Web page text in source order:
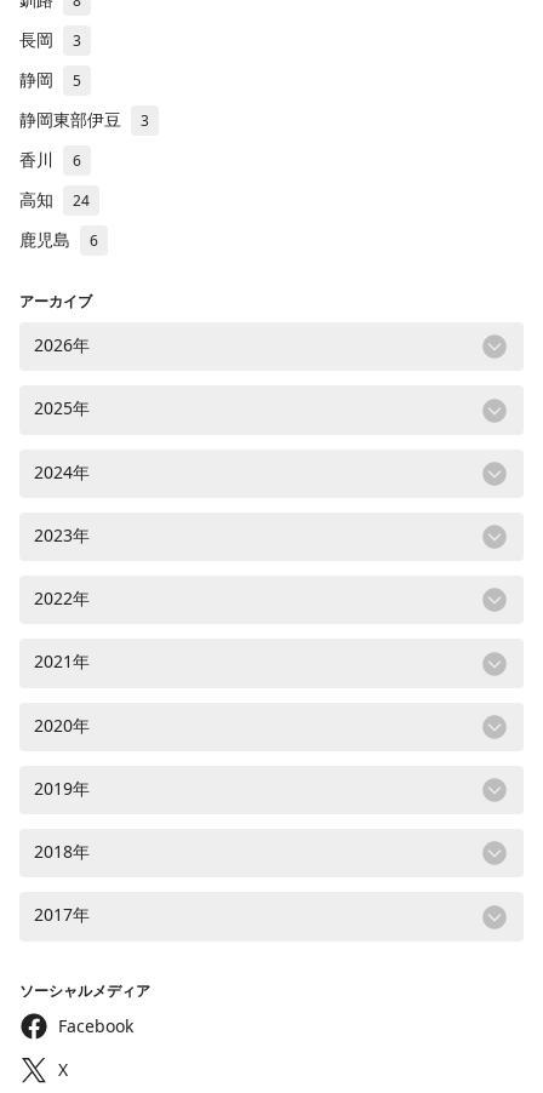
長岡 3
静岡 5
静岡東部伊豆 3
香川 6
高知 24
鹿児島 6
アーカイブ
2026年
2025年
2024年
2023年
2022年
2021年
2020年
2019年
2018年
2017年
ソーシャルメディア
Facebook
X